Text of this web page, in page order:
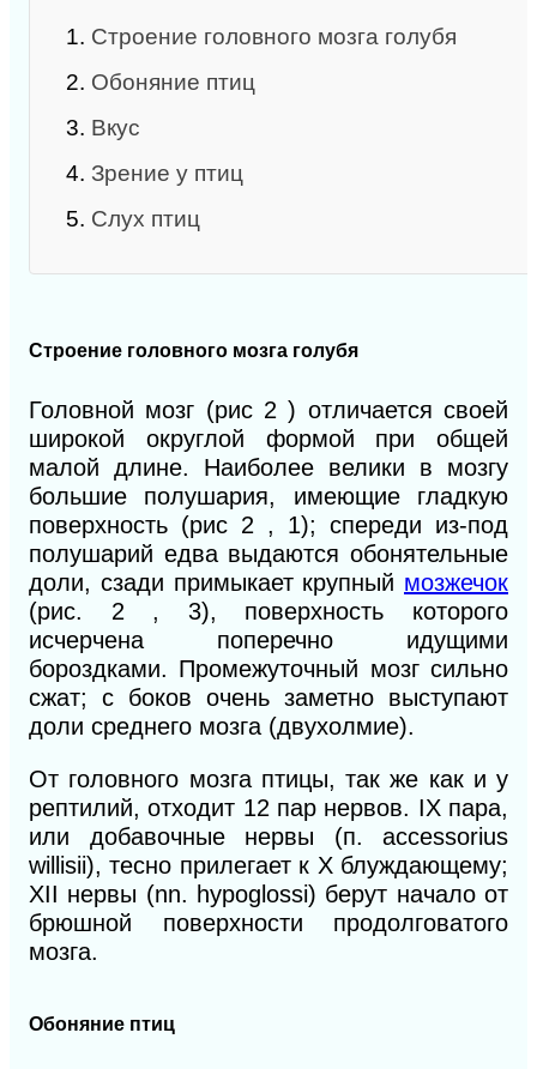
1. Строение головного мозга голубя
2. Обоняние птиц
3. Вкус
4. Зрение у птиц
5. Слух птиц
Строение головного мозга голубя
Головной мозг (рис 2 ) отличается своей
широкой округлой формой при общей
малой длине. Наиболее велики в мозгу
большие полушария, имеющие гладкую
поверхность (рис 2 , 1); спереди из-под
полушарий едва выдаются обонятельные
доли, сзади примыкает крупный мозжечок
(рис. 2 , 3), поверхность которого
исчерчена поперечно идущими
бороздками. Промежуточный мозг сильно
сжат; с боков очень заметно выступают
доли среднего мозга (двухолмие).
От головного мозга птицы, так же как и у
рептилий, отходит 12 пар нервов. IX пара,
или добавочные нервы (п. accessorius
willisii), тесно прилегает к X блуждающему;
XII нервы (nn. hypoglossi) берут начало от
брюшной поверхности продолговатого
мозга.
Обоняние птиц